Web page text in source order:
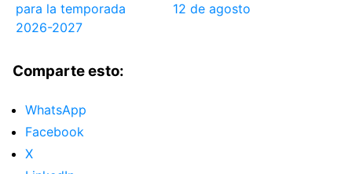
para la temporada
2026-2027
12 de agosto
Comparte esto:
WhatsApp
Facebook
X